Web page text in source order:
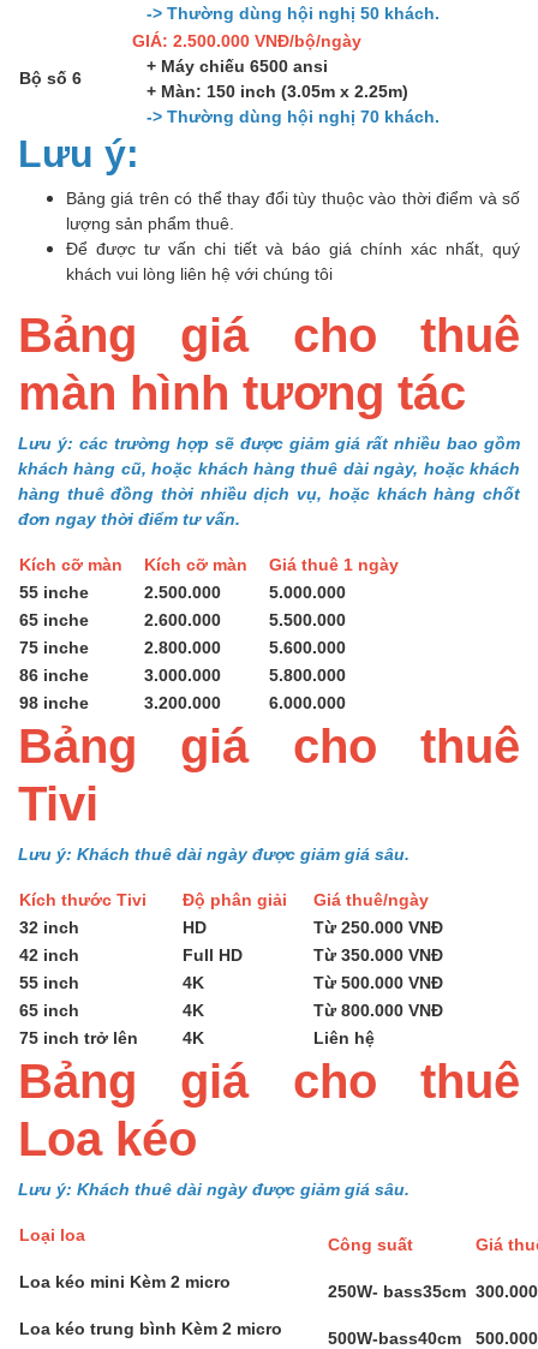
-> Thường dùng hội nghị 50 khách.
Bộ số 6
GIÁ: 2.500.000 VNĐ/bộ/ngày
+ Máy chiếu 6500 ansi
+ Màn: 150 inch (3.05m x 2.25m)
-> Thường dùng hội nghị 70 khách.
Lưu ý:
Bảng giá trên có thể thay đổi tùy thuộc vào thời điểm và số
lượng sản phẩm thuê.
Để được tư vấn chi tiết và báo giá chính xác nhất, quý
khách vui lòng liên hệ với chúng tôi
Bảng giá cho thuê
màn hình tương tác
Lưu ý: các trường hợp sẽ được giảm giá rất nhiều bao gồm
khách hàng cũ, hoặc khách hàng thuê dài ngày, hoặc khách
hàng thuê đồng thời nhiều dịch vụ, hoặc khách hàng chốt
đơn ngay thời điểm tư vấn.
Kích cỡ màn Kích cỡ màn
Giá thuê 1 ngày
55 inche
2.500.000
5.000.000
65 inche
2.600.000
5.500.000
75 inche
2.800.000
5.600.000
86 inche
3.000.000
5.800.000
98 inche
3.200.000 6.000.000
Bảng giá cho thuê
Tivi
Lưu ý: Khách thuê dài ngày được giảm giá sâu.
Kích thước Tivi Độ phân giải
Giá thuê/ngày
32 inch
HD
Từ 250.000 VNĐ
42 inch
Full HD
Từ 350.000 VNĐ
55 inch
4K
Từ 500.000 VNĐ
65 inch
4K
Từ 800.000 VNĐ
75 inch trở lên
4K Liên hệ
Bảng giá cho thuê
Loa kéo
Lưu ý: Khách thuê dài ngày được giảm giá sâu.
Loại loa Công suất
Giá
Loa kéo mini Kèm 2 micro
250W- bass35cm
Loa kéo trung bình Kèm 2 micro
500W-bass40cm